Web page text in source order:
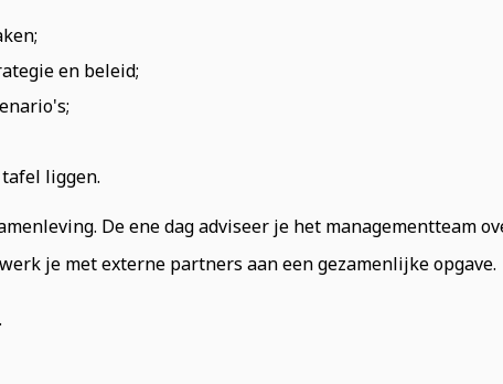
en beleid;
liggen.
De ene dag adviseer je het managementteam
je met externe partners aan een gezamenlijke opgave.